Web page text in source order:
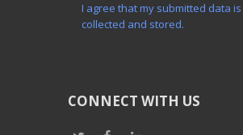
I agree that my submitted data
collected and stored.
CONNECT WITH US